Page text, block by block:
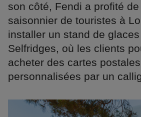
son côté, Fendi a profité de
saisonnier de touristes à
installer un stand de
Selfridges, où les clients
acheter des cartes postales
personnalisées par un